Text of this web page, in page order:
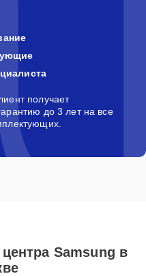
получает
до 3 лет на все
Samsung в